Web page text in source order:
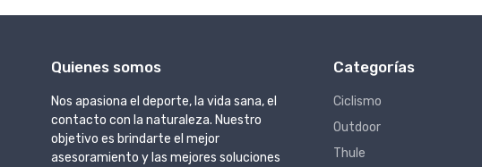
Quienes somos
Nos apasiona el deporte, la vida sana, el
contacto con la naturaleza. Nuestro
objetivo es brindarte el mejor
asesoramiento y las mejores soluciones
Categorías
Ciclismo
Outdoor
Thule